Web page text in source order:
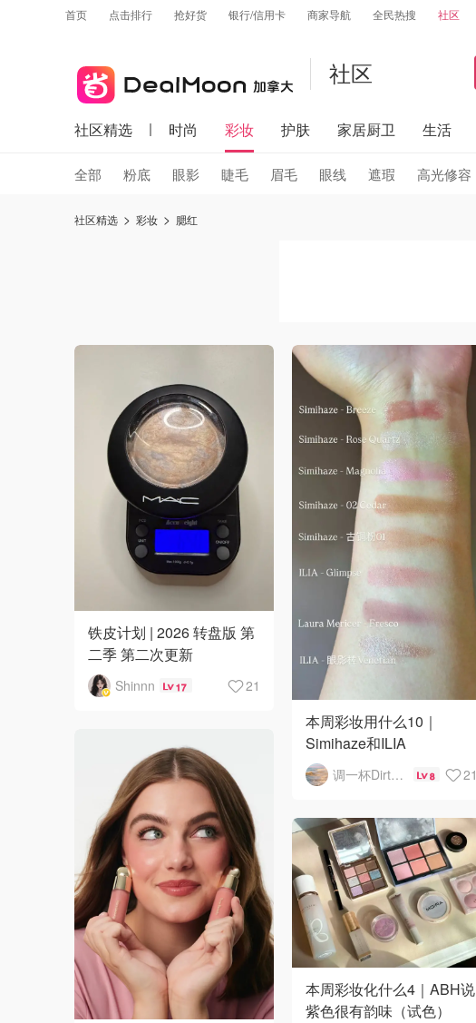
首页 点击排行 抢好货 银行/信用卡 商家导航 全民热搜 社区
社区
社区精选 时尚 彩妆 护肤 家居厨卫 生活
全部 粉底 眼影 睫毛 眉毛 眼线 遮瑕 高光修容
社区精选 彩妆 腮红
铁皮计划 | 2026 转盘版 第
二季 第二次更新
Shinnn 17 21
本周彩妆用什么10｜
Simihaze和ILIA
调一杯DirtyMartini 8 21
本周彩妆化什么4｜ABH说
紫色很有韵味（试色）